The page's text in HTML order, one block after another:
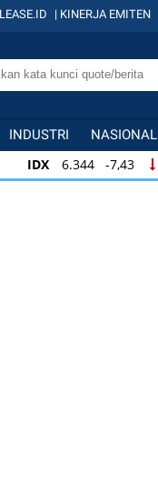
| KINERJA EMITEN
INDUSTRI NASIONAL
IDX 6.344 -7,43
IDX 6.344 -7,43